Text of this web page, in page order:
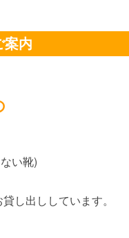
案内
い靴)
し出ししています。